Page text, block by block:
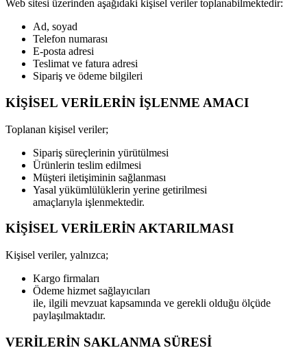
Web sitesi üzerinden aşağıdaki kişisel veriler toplanabilmektedir:
Ad, soyad
Telefon numarası
E-posta adresi
Teslimat ve fatura adresi
Sipariş ve ödeme bilgileri
KİŞİSEL VERİLERİN İŞLENME AMACI
Toplanan kişisel veriler;
Sipariş süreçlerinin yürütülmesi
Ürünlerin teslim edilmesi
Müşteri iletişiminin sağlanması
Yasal yükümlülüklerin yerine getirilmesi
amaçlarıyla işlenmektedir.
KİŞİSEL VERİLERİN AKTARILMASI
Kişisel veriler, yalnızca;
Kargo firmaları
Ödeme hizmet sağlayıcıları
ile, ilgili mevzuat kapsamında ve gerekli olduğu ölçüde
paylaşılmaktadır.
VERİLERİN SAKLANMA SÜRESİ